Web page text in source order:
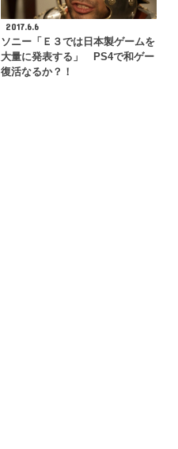
2017.6.6
ソニー「Ｅ３では日本製ゲームを
大量に発表する」 PS4で和ゲー
復活なるか？！